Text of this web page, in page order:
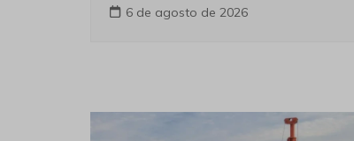
6 de agosto de 2026